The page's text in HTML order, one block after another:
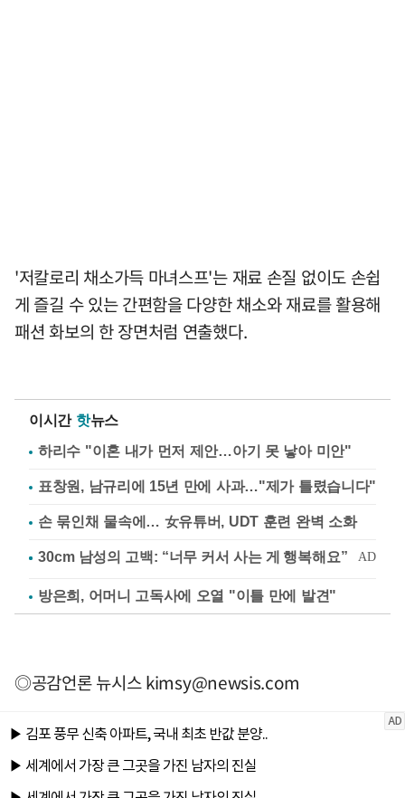
'저칼로리 채소가득 마녀스프'는 재료 손질 없이도 손쉽
게 즐길 수 있는 간편함을 다양한 채소와 재료를 활용해
패션 화보의 한 장면처럼 연출했다.
이시간 핫뉴스
하리수 "이혼 내가 먼저 제안…아기 못 낳아 미안"
표창원, 남규리에 15년 만에 사과…"제가 틀렸습니다"
손 묶인채 물속에… 女유튜버, UDT 훈련 완벽 소화
방은희, 어머니 고독사에 오열 "이틀 만에 발견"
◎공감언론 뉴시스kimsy@newsis.com